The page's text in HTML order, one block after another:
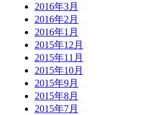
2016年3月
2016年2月
2016年1月
2015年12月
2015年11月
2015年10月
2015年9月
2015年8月
2015年7月